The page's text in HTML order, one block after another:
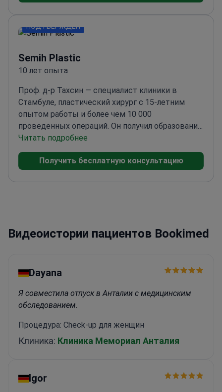
опыт работы в больницах охватывает
Невшехир, Газиантеп, Нишанташи, Рейханлы,
ринопластику среди выполняемых им процедур.
ПОДТВЕРЖДЕН
Semih Plastic
10 лет опыта
Проф. д-р Тахсин — специалист клиники в
Стамбуле, пластический хирург с 15-летним
опытом работы и более чем 10 000
проведенных операций. Он получил образование
на медицинском факультете Стамбульского
университета и прошел стажировку в
Онкологическом центре им. Слоуна-Кеттеринга
Читать подробнее
Получить бесплатную консультацию
Видеоистории пациентов Bookimed
Dayana
Я совместила отпуск в Анталии с медицинским
обследованием.
Процедура: Check-up для женщин
Клиника: Клиника Мемориал Анталия
Igor